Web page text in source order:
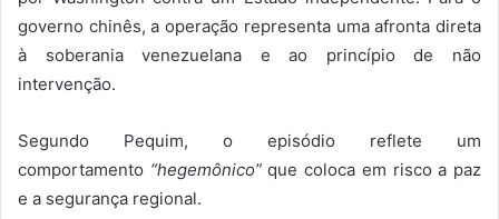
governo chinês, a operação representa uma afronta direta
à soberania venezuelana e ao princípio de não
intervenção.
Segundo Pequim, o episódio reflete um
comportamento “hegemônico”que coloca em risco a paz
e a segurança regional.